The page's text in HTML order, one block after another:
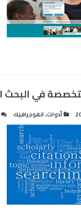
أدوات,انفوجرافيك